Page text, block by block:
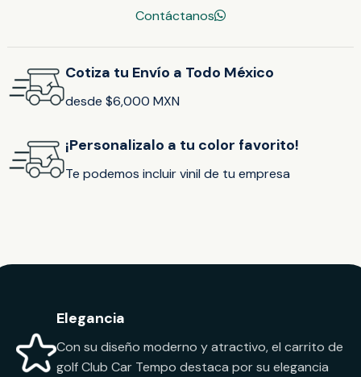
Contáctanos
Cotiza tu Envío a Todo México
desde $6,000 MXN
¡Personalizalo a tu color favorito!
Te podemos incluir vinil de tu empresa
Elegancia
Con su diseño moderno y atractivo, el carrito de
golf Club Car Tempo destaca por su elegancia